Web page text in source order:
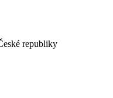
republiky